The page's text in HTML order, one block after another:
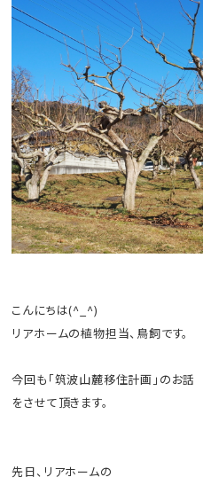
こんにちは(^_^)
リアホームの植物担当、鳥飼です。
今回も「筑波山麓移住計画」のお話
をさせて頂きます。
先日、リアホームの